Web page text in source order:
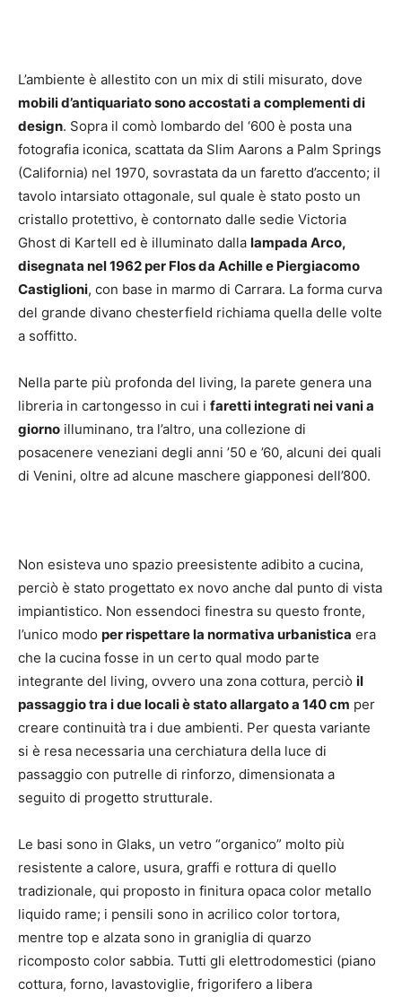
L’ambiente è allestito con un mix di stili misurato, dove
mobili d’antiquariato sono accostati a complementi di
design. Sopra il comò lombardo del ‘600 è posta una
fotografia iconica, scattata da Slim Aarons a Palm Springs
(California) nel 1970, sovrastata da un faretto d’accento; il
tavolo intarsiato ottagonale, sul quale è stato posto un
cristallo protettivo, è contornato dalle sedie Victoria
Ghost di Kartell ed è illuminato dalla lampada Arco,
disegnata nel 1962 per Flos da Achille e Piergiacomo
Castiglioni, con base in marmo di Carrara. La forma curva
del grande divano chesterfield richiama quella delle volte
a soffitto.
Nella parte più profonda del living, la parete genera una
libreria in cartongesso in cui i faretti integrati nei vani a
giorno illuminano, tra l’altro, una collezione di
posacenere veneziani degli anni ’50 e ’60, alcuni dei quali
di Venini, oltre ad alcune maschere giapponesi dell’800.
Non esisteva uno spazio preesistente adibito a cucina,
perciò è stato progettato ex novo anche dal punto di vista
impiantistico. Non essendoci finestra su questo fronte,
l’unico modo per rispettare la normativa urbanistica era
che la cucina fosse in un certo qual modo parte
integrante del living, ovvero una zona cottura, perciò il
passaggio tra i due locali è stato allargato a 140 cm per
creare continuità tra i due ambienti. Per questa variante
si è resa necessaria una cerchiatura della luce di
passaggio con putrelle di rinforzo, dimensionata a
seguito di progetto strutturale.
Le basi sono in Glaks, un vetro “organico” molto più
resistente a calore, usura, graffi e rottura di quello
tradizionale, qui proposto in finitura opaca color metallo
liquido rame; i pensili sono in acrilico color tortora,
mentre top e alzata sono in graniglia di quarzo
ricomposto color sabbia. Tutti gli elettrodomestici (piano
cottura, forno, lavastoviglie, frigorifero a libera